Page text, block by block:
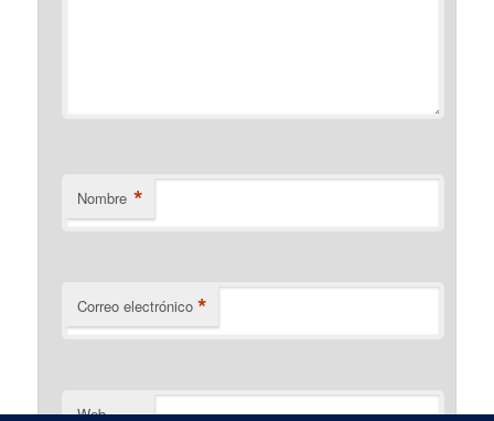
Nombre *
Correo electrónico *
Web